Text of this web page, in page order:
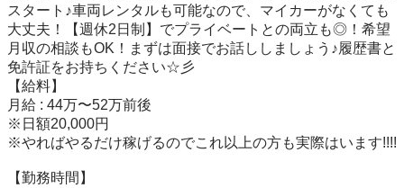
スタート♪車両レンタルも可能なので、マイカーがなくても
大丈夫！【週休2日制】でプライベートとの両立も◎！希望
月収の相談もOK！まずは面接でお話ししましょう♪履歴書と
免許証をお持ちください☆彡
【給料】
月給 : 44万〜52万前後
※日額20,000円
※やればやるだけ稼げるのでこれ以上の方も実際はいます!!!!
【勤務時間】